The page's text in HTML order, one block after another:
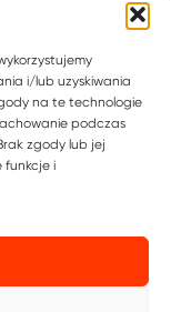
i/lub uzyskiwania
na te technologie
podczas
zgody lub jej
funkcje i